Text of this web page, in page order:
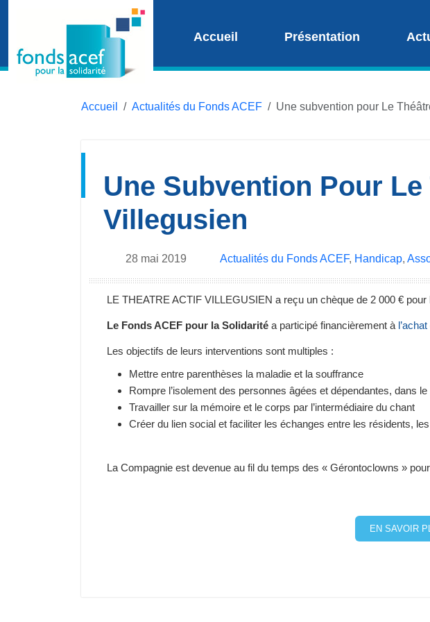
Accueil Présentation
Accueil Actualités du Fonds ACEF Une subvention pour Le
Une Subvention Pour
Villegusien
28 mai 2019 Actualités du Fonds ACEF, Handicap,
LE THEATRE ACTIF VILLEGUSIEN a reçu un chèque de 2 000 €
Le Fonds ACEF pour la Solidarité a participé financièrement à
Les objectifs de leurs interventions sont multiples :
Mettre entre parenthèses la maladie et la souffrance
Rompre l’isolement des personnes âgées et dépendantes, dans
Travailler sur la mémoire et le corps par l’intermédiaire du chant
Créer du lien social et faciliter les échanges entre les résidents,
La Compagnie est devenue au fil du temps des « Gérontoclowns »
EN SAVOIR